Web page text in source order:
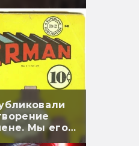
Мы его